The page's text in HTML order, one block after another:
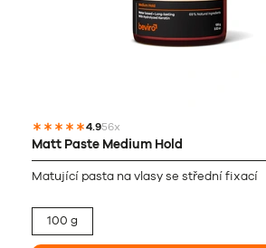
4.956x
Matt Paste Medium Hold
Matující pasta na vlasy se střední fixací
100 g